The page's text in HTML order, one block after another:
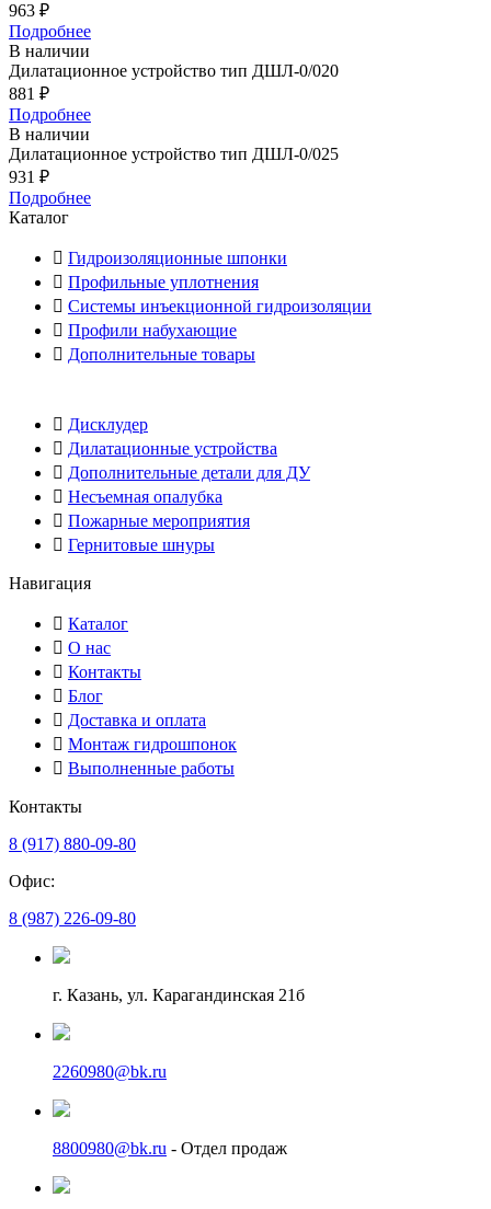
963 ₽
Подробнее
В наличии
Дилатационное устройство тип ДШЛ-0/020
881 ₽
Подробнее
В наличии
Дилатационное устройство тип ДШЛ-0/025
931 ₽
Подробнее
Каталог
Гидроизоляционные шпонки
Профильные уплотнения
Системы инъекционной гидроизоляции
Профили набухающие
Дополнительные товары
Дисклудер
Дилатационные устройства
Дополнительные детали для ДУ
Несъемная опалубка
Пожарные мероприятия
Гернитовые шнуры
Навигация
Каталог
О нас
Контакты
Блог
Доставка и оплата
Монтаж гидрошпонок
Выполненные работы
Контакты
8 (917) 880-09-80
Офис:
8 (987) 226-09-80
г. Казань, ул. Карагандинская 21б
2260980@bk.ru
8800980@bk.ru - Отдел продаж